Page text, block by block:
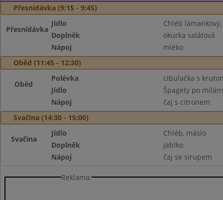
Přesnídávka (9:15 - 9:45)
Přesnídávka
Jídlo
Chléb
Doplněk
okurka salátová
Nápoj
mléko
Oběd (11:45 - 12:30)
Oběd
Polévka
cibulačka s
Jídlo
Špagety po
Nápoj
čaj s citronem
Svačina (14:30 - 15:00)
Svačina
Jídlo
Chléb, máslo
Doplněk
jablko
Nápoj
čaj se sirupem
Reklama: